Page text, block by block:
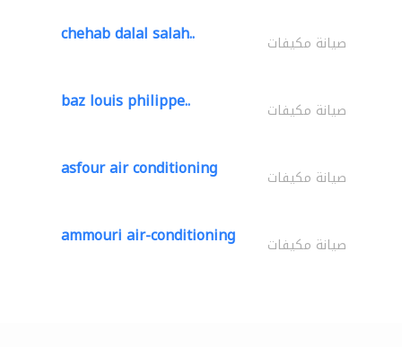
chehab dalal salah.. صيانة مكيفات
baz louis philippe.. صيانة مكيفات
asfour air conditioning صيانة مكيفات
ammouri air-conditioning صيانة مكيفات